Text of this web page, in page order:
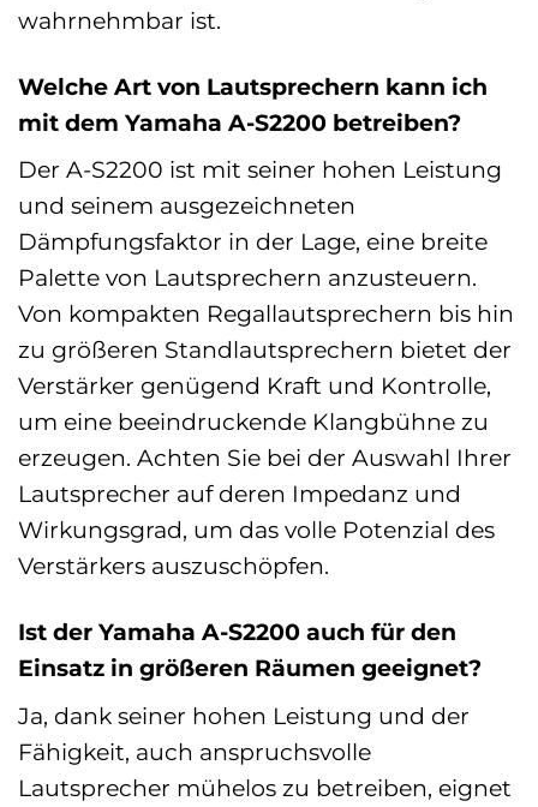
wahrnehmbar ist.
Welche Art von Lautsprechern kann ich
mit dem Yamaha A-S2200 betreiben?
Der A-S2200 ist mit seiner hohen Leistung
und seinem ausgezeichneten
Dämpfungsfaktor in der Lage, eine breite
Palette von Lautsprechern anzusteuern.
Von kompakten Regallautsprechern bis hin
zu größeren Standlautsprechern bietet der
Verstärker genügend Kraft und Kontrolle,
um eine beeindruckende Klangbühne zu
erzeugen. Achten Sie bei der Auswahl Ihrer
Lautsprecher auf deren Impedanz und
Wirkungsgrad, um das volle Potenzial des
Verstärkers auszuschöpfen.
Ist der Yamaha A-S2200 auch für den
Einsatz in größeren Räumen geeignet?
Ja, dank seiner hohen Leistung und der
Fähigkeit, auch anspruchsvolle
Lautsprecher mühelos zu betreiben, eignet